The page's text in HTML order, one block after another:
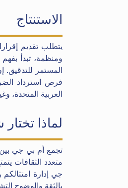
الاستنتاج
يتطلب تقديم
ومنظمة، تبدأ بفهم
المستمر
فرص استرداد
العربية المتحدة،
لماذا
متعدد الثقافات
جي إدارة
بالثقة والوضوح